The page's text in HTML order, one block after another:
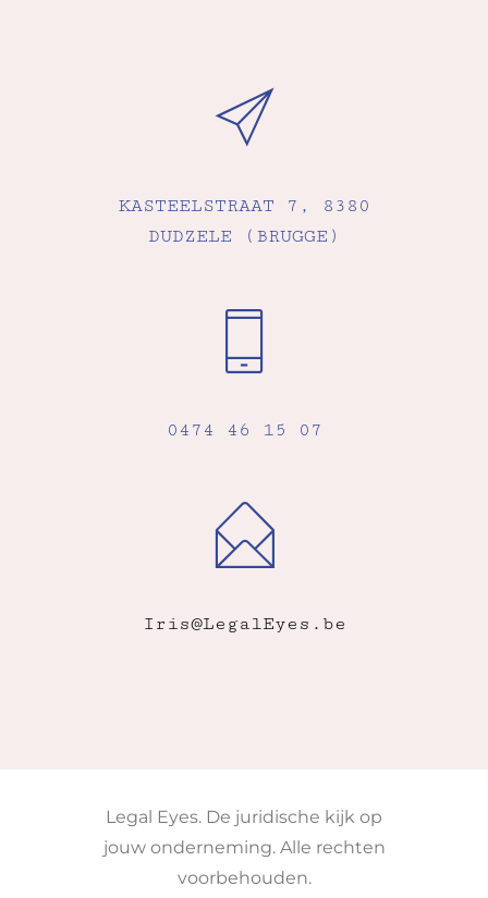
KASTEELSTRAAT 7, 8380
DUDZELE (BRUGGE)
0474 46 15 07
Iris@LegalEyes.be
Legal Eyes. De juridische kijk op
jouw onderneming. Alle rechten
voorbehouden.